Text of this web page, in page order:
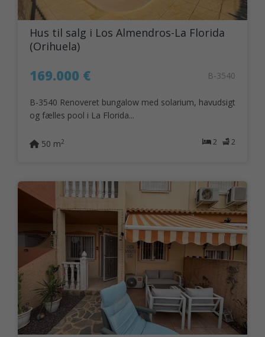
Hus til salg i Los Almendros-La Florida
(Orihuela)
169.000 € B-3540
B-3540 Renoveret bungalow med solarium, havudsigt
og fælles pool i La Florida...
2 2
50 m2